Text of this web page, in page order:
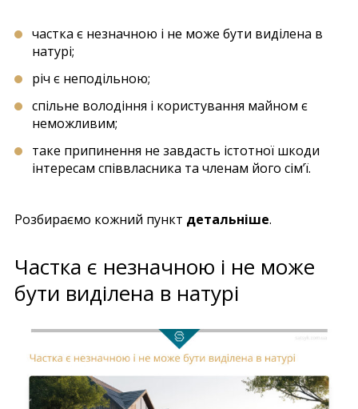
частка є незначною і не може бути виділена в
натурі;
річ є неподільною;
спільне володіння і користування майном є
неможливим;
таке припинення не завдасть істотної шкоди
інтересам співвласника та членам його сім’ї.
Розбираємо кожний пункт детальніше.
Частка є незначною і не може
бути виділена в натурі